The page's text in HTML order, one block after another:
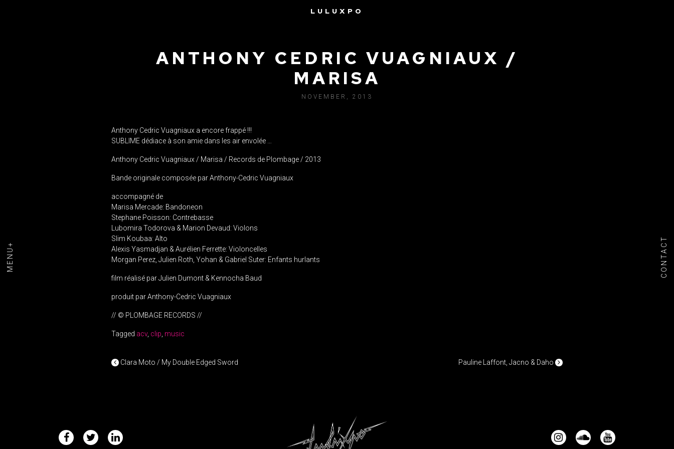
LULUXPO
MENU+ CONTACT
ANTHONY CEDRIC VUAGNIAUX /
MARISA
NOVEMBER, 2013
Anthony Cedric Vuagniaux a encore frappé !!!
SUBLIME dédiace à son amie dans les air envolée …
Anthony Cedric Vuagniaux / Marisa / Records de Plombage / 2013
Bande originale composée par Anthony-Cedric Vuagniaux
accompagné de
Marisa Mercade: Bandoneon
Stephane Poisson: Contrebasse
Lubomira Todorova & Marion Devaud: Violons
Slim Koubaa: Alto
Alexis Yasmadjan & Aurélien Ferrette: Violoncelles
Morgan Perez, Julien Roth, Yohan & Gabriel Suter: Enfants hurlants
film réalisé par Julien Dumont & Kennocha Baud
produit par Anthony-Cedric Vuagniaux
// © PLOMBAGE RECORDS //
Tagged acv, clip music
POST NAVIGATION
Clara Moto / My Double Edged Sword Pauline Laffont, Jacno & Daho